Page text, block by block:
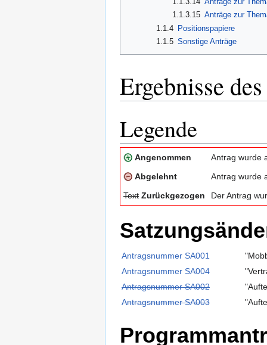
1.1.3.15 Anträge zur
1.1.4 Positionspapiere
1.1.5 Sonstige Anträge
Ergebnisse
Legende
Angenommen
Antrag wurde
Abgelehnt
Antrag wurde
Text Zurückgezogen Der Antrag
Antragsnummer SA001
Antragsnummer SA004
Antragsnummer SA002
Antragsnummer SA003